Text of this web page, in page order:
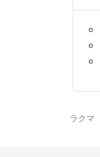
ラクマ